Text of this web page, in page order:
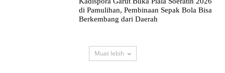
di Pamulihan, Pembinaan Sepak Bola Bisa
Berkembang dari Daerah
Muat lebih